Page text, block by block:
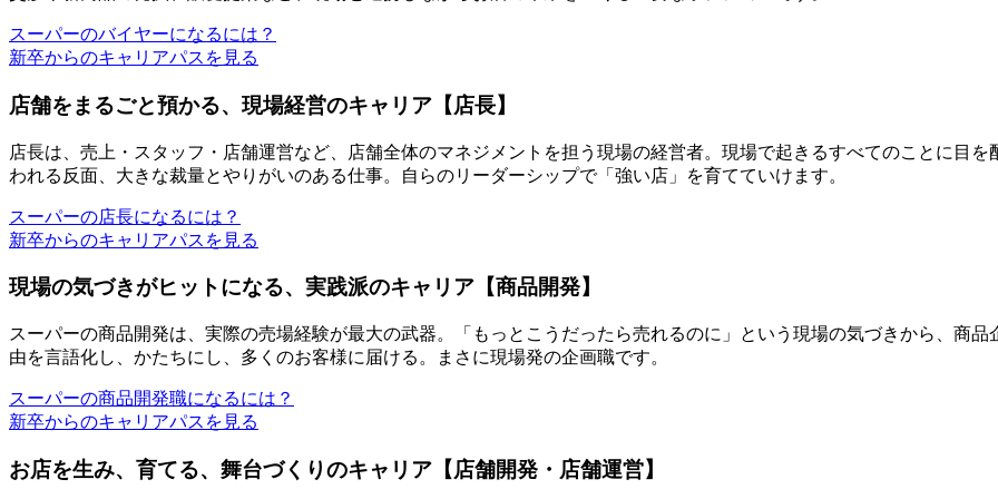
スーパーのバイヤーになるには？
新卒からのキャリアパスを見る
店舗をまるごと預かる、現場経営のキャリア【店長】
店長は、売上・スタッフ・店舗運営など、店舗全体のマネジメントを担う現場の経営者。 現場で起きるすべてのことに目を
われる反面、大きな裁量とやりがいのある仕事。自らのリーダーシップで「強い店」を育てていけます。
スーパーの店長になるには？
新卒からのキャリアパスを見る
現場の気づきがヒットになる、実践派のキャリア【商品開発】
スーパーの商品開発は、実際の売場経験が最大の武器。 「もっとこうだったら売れるのに」
という現場の気づきから、商
由を言語化し、かたちにし、多くのお客様に届ける。まさに現場発の企画職です。
スーパーの商品開発職になるには？
新卒からのキャリアパスを見る
お店を生み、育てる、舞台づくりのキャリア【店舗開発・店舗運営】